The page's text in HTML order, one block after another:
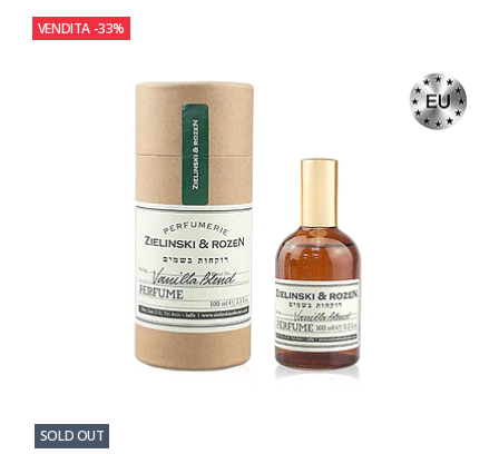
VENDITA -33%
SOLD OUT